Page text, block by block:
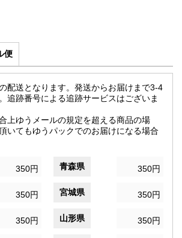
便
配送となります。発送からお届けまで3-4
追跡番号による追跡サービスはございま
上ゆうメールの規定を超える商品の場
いてもゆうパックでのお届けになる場合
350円 青森県 350円
350円 宮城県 350円
350円 山形県 350円